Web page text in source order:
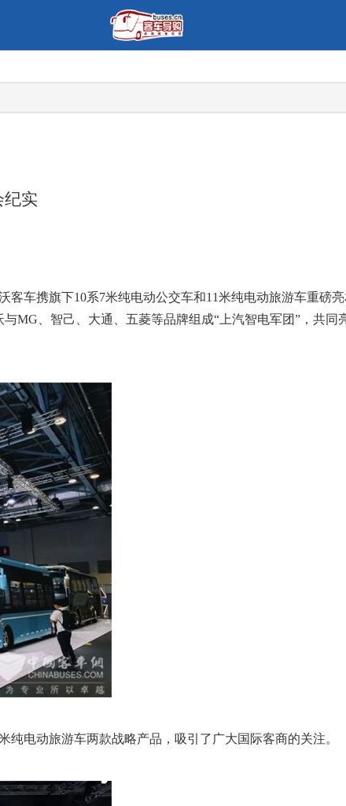
实
车携旗下10系7米纯电动公交车和11米纯电动旅游车重磅
MG、智己、大通、五菱等品牌组成“上汽智电军团”，共同
电动旅游车两款战略产品，吸引了广大国际客商的关注。